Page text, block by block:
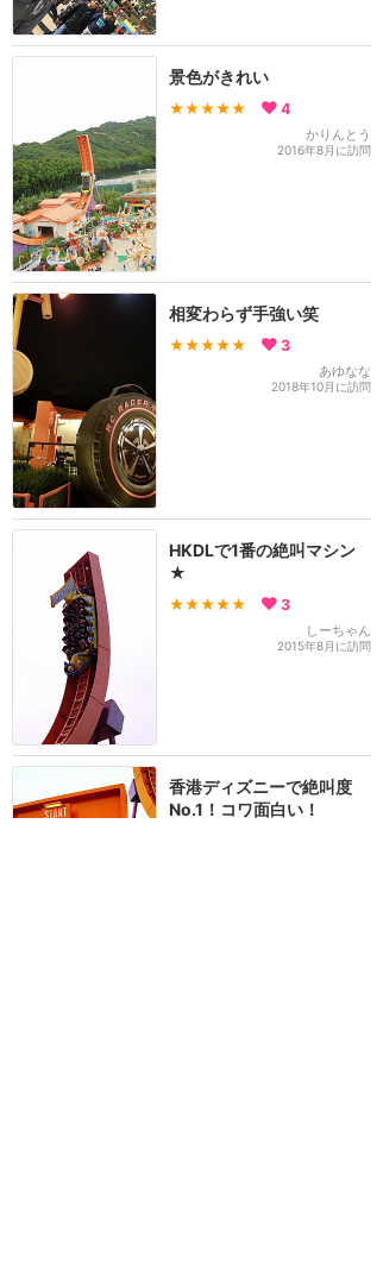
景色がきれい
★★★★★ 4
かりんとう
2016年8月に訪問
相変わらず手強い笑
★★★★★ 3
あゆなな
2018年10月に訪問
HKDLで1番の絶叫マシン
★
★★★★★ 3
しーちゃん
2015年8月に訪問
香港ディズニーで絶叫度
No.1！コワ面白い！